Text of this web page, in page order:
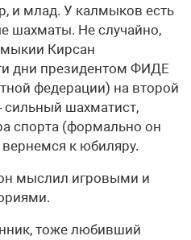
и млад. У калмыков есть
шахматы. Не случайно,
Кирсан
дни президентом ФИДЕ
федерации) на второй
шахматист,
спорта (формально он
к юбиляру.
мыслил игровыми и
тоже любивший